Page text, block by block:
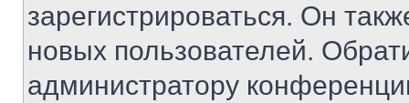
зарегистрироваться. Он
новых пользователей.
администратору